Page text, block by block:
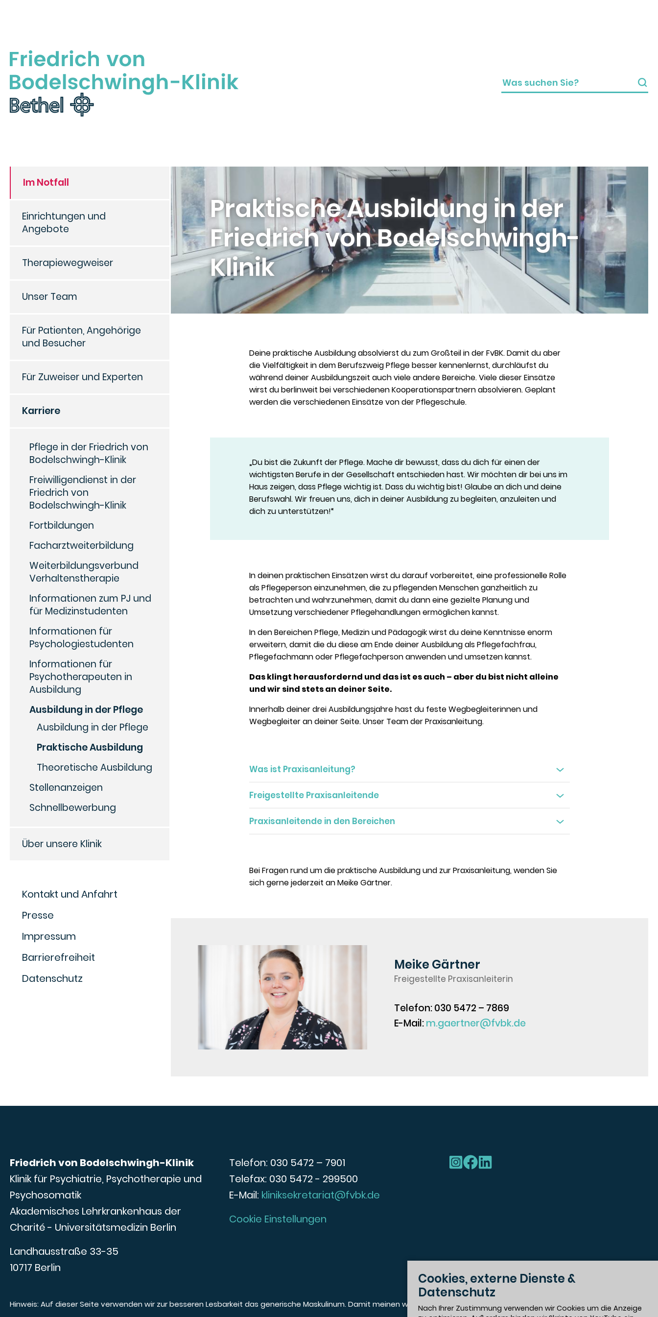
Im Notfall
Einrichtungen und
Angebote
Therapiewegweiser
Unser Team
Für Patienten, Angehörige
und Besucher
Für Zuweiser und Experten
Karriere
Pflege in der Friedrich von
Bodelschwingh-Klinik
Freiwilligendienst in der
Friedrich von
Bodelschwingh-Klinik
Fortbildungen
Facharztweiterbildung
Weiterbildungsverbund
Verhaltenstherapie
Informationen zum PJ und
für Medizinstudenten
Informationen für
Psychologiestudenten
Informationen für
Psychotherapeuten in
Ausbildung
Ausbildung in der Pflege
Ausbildung in der Pflege
Praktische Ausbildung
Theoretische Ausbildung
Stellenanzeigen
Schnellbewerbung
Über unsere Klinik
Kontakt und Anfahrt
Presse
Impressum
Barrierefreiheit
Datenschutz
Praktische Ausbildung in der
Friedrich von Bodelschwingh-
Klinik
Deine praktische Ausbildung absolvierst du zum Großteil in der FvBK. Damit du aber
die Vielfältigkeit in dem Berufszweig Pflege besser kennenlernst, durchläufst du
während deiner Ausbildungszeit auch viele andere Bereiche. Viele dieser Einsätze
wirst du berlinweit bei verschiedenen Kooperationspartnern absolvieren. Geplant
werden die verschiedenen Einsätze von der Pflegeschule.
„Du bist die Zukunft der Pflege. Mache dir bewusst, dass du dich für einen der
wichtigsten Berufe in der Gesellschaft entschieden hast. Wir möchten dir bei uns im
Haus zeigen, dass Pflege wichtig ist. Dass du wichtig bist! Glaube an dich und deine
Berufswahl. Wir freuen uns, dich in deiner Ausbildung zu begleiten, anzuleiten und
dich zu unterstützen!“
In deinen praktischen Einsätzen wirst du darauf vorbereitet, eine professionelle Rolle
als Pflegeperson einzunehmen, die zu pflegenden Menschen ganzheitlich zu
betrachten und wahrzunehmen, damit du dann eine gezielte Planung und
Umsetzung verschiedener Pflegehandlungen ermöglichen kannst.
In den Bereichen Pflege, Medizin und Pädagogik wirst du deine Kenntnisse enorm
erweitern, damit die du diese am Ende deiner Ausbildung als Pflegefachfrau,
Pflegefachmann oder Pflegefachperson anwenden und umsetzen kannst.
Das klingt herausfordernd und das ist es auch – aber du bist nicht alleine
und wir sind stets an deiner Seite.
Innerhalb deiner drei Ausbildungsjahre hast du feste Wegbegleiterinnen und
Wegbegleiter an deiner Seite. Unser Team der Praxisanleitung.
Was ist Praxisanleitung?
Freigestellte Praxisanleitende
Praxisanleitende in den Bereichen
Bei Fragen rund um die praktische Ausbildung und zur Praxisanleitung, wenden Sie
sich gerne jederzeit an Meike Gärtner.
Meike Gärtner
Freigestellte Praxisanleiterin
Telefon: 030 5472 – 7869
E-Mail:m.gaertner@fvbk.de
Friedrich von Bodelschwingh-Klinik
Klinik für Psychiatrie, Psychotherapie und
Psychosomatik
Akademisches Lehrkrankenhaus der
Charité - Universitätsmedizin Berlin
Landhausstraße 33-35
10717 Berlin
Telefon: 030 5472 – 7901
Telefax: 030 5472 - 299500
E-Mail: kliniksekretariat@fvbk.de
Cookie Einstellungen
Hinweis: Auf dieser Seite verwenden wir zur besseren Lesbarkeit das generische Maskulinum. Damit meinen wir stets sämtliche Geschlechter.
Cookies, externe Dienste &
Datenschutz
Nach Ihrer Zustimmung verwenden wir Cookies um die Anzeige